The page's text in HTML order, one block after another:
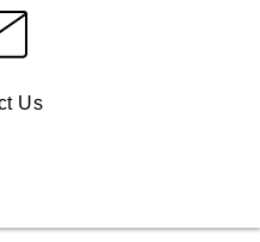
Us